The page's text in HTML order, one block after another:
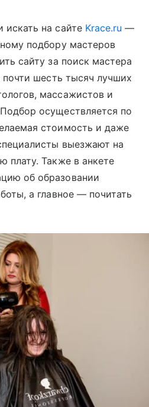
на сайте Krace.ru —
подбору мастеров
сайту за поиск мастера
почти шесть тысяч лучших
массажистов и
осуществляется по
стоимость и даже
выезжают на
плату. Также в анкете
об образовании
а главное — почитать